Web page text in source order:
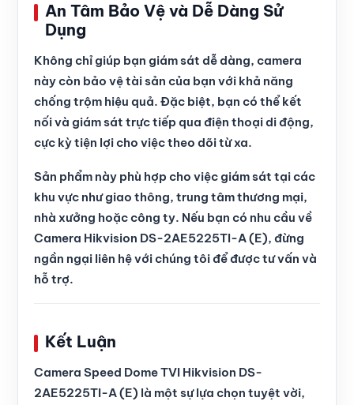
An Tâm Bảo Vệ và Dễ Dàng Sử
Dụng
Không chỉ giúp bạn giám sát dễ dàng, camera
này còn bảo vệ tài sản của bạn với khả năng
chống trộm hiệu quả. Đặc biệt, bạn có thể kết
nối và giám sát trực tiếp qua điện thoại di động,
cực kỳ tiện lợi cho việc theo dõi từ xa.
Sản phẩm này phù hợp cho việc giám sát tại các
khu vực như giao thông, trung tâm thương mại,
nhà xưởng hoặc công ty. Nếu bạn có nhu cầu về
Camera Hikvision DS-2AE5225TI-A (E), đừng
ngần ngại liên hệ với chúng tôi để được tư vấn và
hỗ trợ.
Kết Luận
Camera Speed Dome TVI Hikvision DS-
2AE5225TI-A (E) là một sự lựa chọn tuyệt vời,